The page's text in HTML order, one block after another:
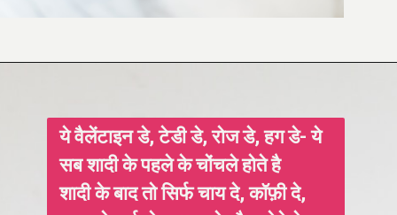
ये वैलेंटाइन डे, टेडी डे, रोज डे, हग डे- ये
सब शादी के पहले के चोंचले होते है
शादी के बाद तो सिर्फ चाय दे, कॉफ़ी दे,